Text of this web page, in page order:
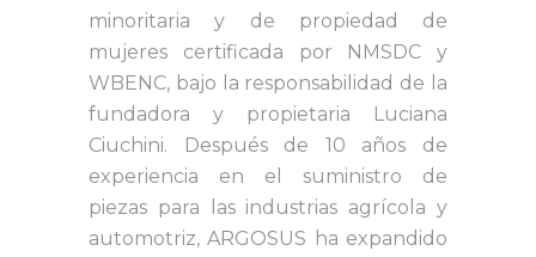
minoritaria y de propiedad de
mujeres certificada por NMSDC y
WBENC, bajo la responsabilidad de la
fundadora y propietaria Luciana
Ciuchini. Después de 10 años de
experiencia en el suministro de
piezas para las industrias agrícola y
automotriz, ARGOSUS ha expandido